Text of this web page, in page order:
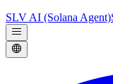
SLV AI (Solana Agent)